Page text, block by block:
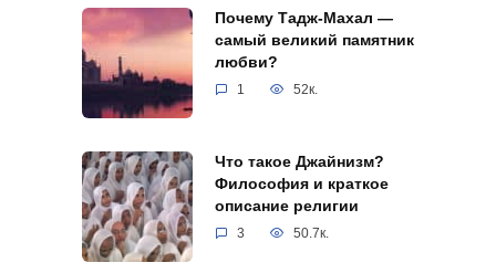
Почему Тадж-Махал —
самый великий памятник
любви?
1 52к.
Что такое Джайнизм?
Философия и краткое
описание религии
3 50.7к.